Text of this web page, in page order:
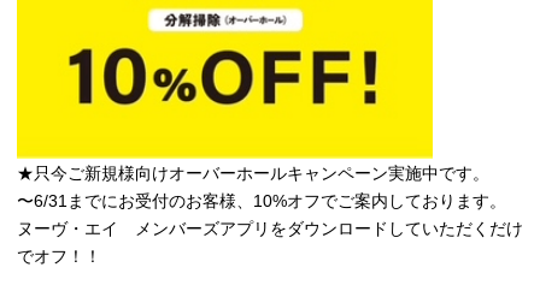
★只今ご新規様向けオーバーホールキャンペーン実施中です。
〜6/31までにお受付のお客様、10%オフでご案内しております。
ヌーヴ・エイ メンバーズアプリをダウンロードしていただくだけ
でオフ！！